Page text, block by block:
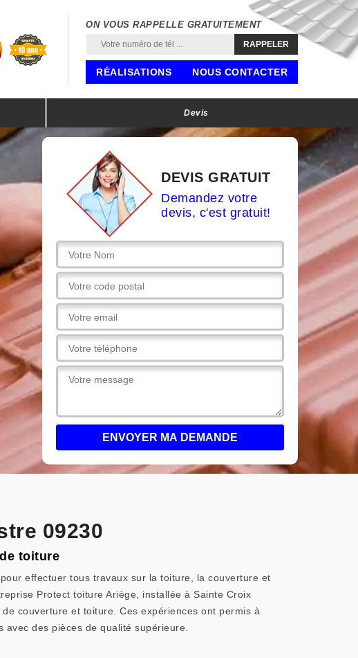
ON VOUS RAPPELLE GRATUITEMENT
RÉALISATIONS NOUS CONTACTER
Devis
DEVIS GRATUIT
Demandez votre
devis, c'est gratuit!
09230
toiture
effectuer tous travaux sur la toiture, la couverture et
Protect toiture Ariège, installée à Sainte Croix
couverture et toiture. Ces expériences ont permis à
des pièces de qualité supérieure.